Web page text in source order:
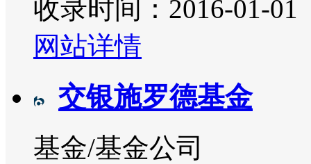
收录时间：2016-01-01
网站详情
交银施罗德基金
基金/基金公司